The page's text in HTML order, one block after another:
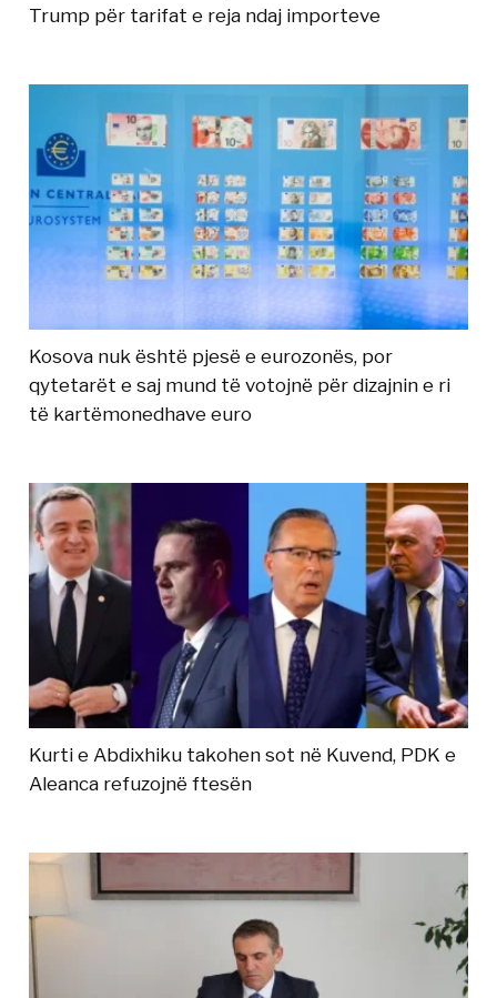
Trump për tarifat e reja ndaj importeve
Kosova nuk është pjesë e eurozonës, por
qytetarët e saj mund të votojnë për dizajnin e ri
të kartëmonedhave euro
Kurti e Abdixhiku takohen sot në Kuvend, PDK e
Aleanca refuzojnë ftesën